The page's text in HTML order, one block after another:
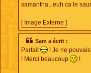
samantha...euh ca le
[ Image Externe ]
Sam a écrit :
Parfait ! Je ne
! Merci beaucoup
!